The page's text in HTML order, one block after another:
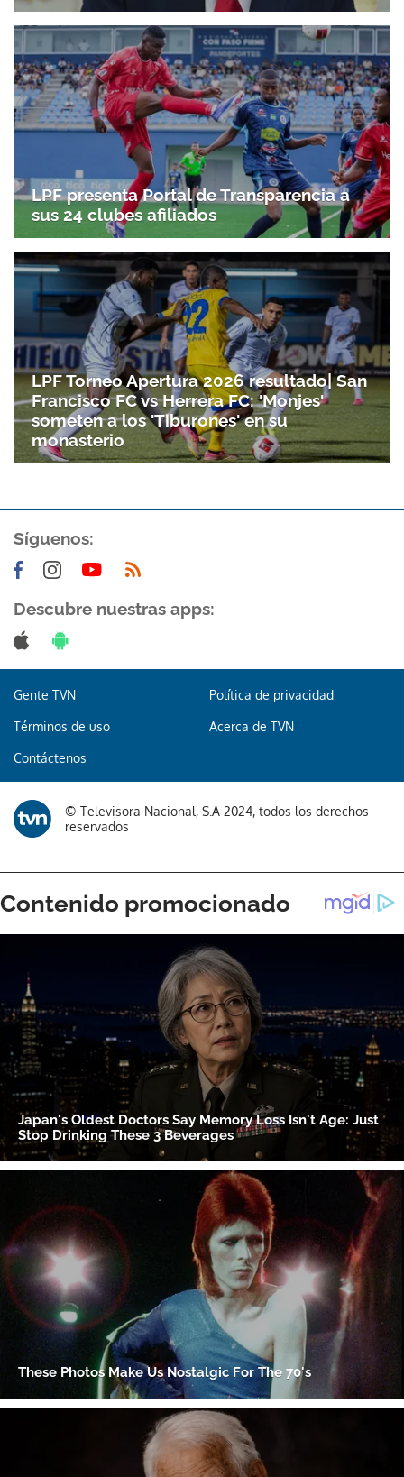
LPF presenta Portal de Transparencia a
sus 24 clubes afiliados
LPF Torneo Apertura 2026 resultado| San
Francisco FC vs Herrera FC: 'Monjes'
someten a los 'Tiburones' en su
monasterio
Síguenos:
Descubre nuestras apps:
Gente TVN Política de privacidad
Términos de uso Acerca de TVN
Contáctenos
© Televisora Nacional, S.A 2024, todos los derechos
reservados